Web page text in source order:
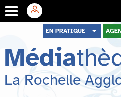
menu
contenu
recherche
EN PRATIQUE
Média
La Rochelle